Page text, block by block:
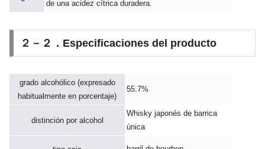
de una acidez cítrica duradera.
２－２．Especificaciones del producto
grado alcohólico (expresado
habitualmente en porcentaje)
55.7%
distinción por alcohol
Whisky japonés de barrica
única